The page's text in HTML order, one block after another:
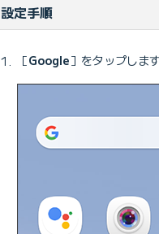
設定手順
［Google］をタップしま